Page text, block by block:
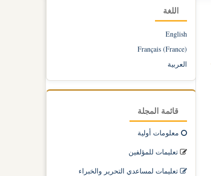
اللغة
English
Français (France)
العربية
قائمة المجلة
معلومات أولية
تعليمات للمؤلفين
تعليمات لمساعدي التحرير والخبراء